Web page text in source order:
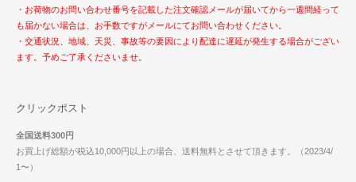
・お荷物のお問い合わせ番号を記載した注文確認メールが届いてから一週間経って
も届かない場合は、お手数ですがメールにてお問い合わせください。
・交通状況、地域、天災、事故等の要因により配達に遅延が発生する場合がござい
ます。予めご了承くださいませ。
クリックポスト
全国送料300円
お買上げ総額が税込10,000円以上の場合、送料無料とさせて頂きます。（2023/4/
1〜）